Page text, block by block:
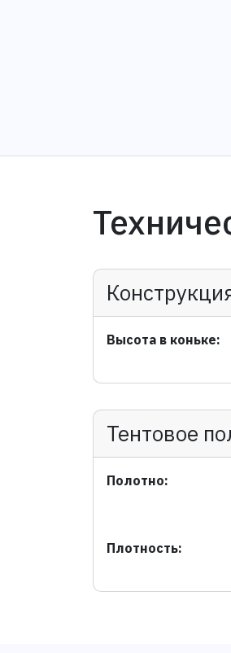
Высота в коньке:
Тентовое
Полотно:
Плотность: